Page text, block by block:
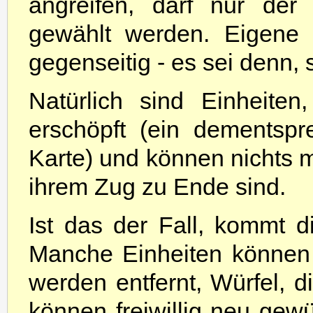
gewählt werden.
gegenseitig - es sei denn,
Natürlich sind
erschöpft (ein
Karte) und können nichts
ihrem Zug zu Ende sind.
Ist das der Fall, kommt
Manche Einheiten
werden entfernt, Würfel,